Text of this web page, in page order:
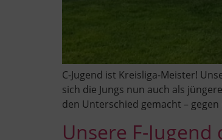
C-Jugend ist Kreisliga-Meister!
sich die Jungs nun auch als
den Unterschied gemacht –
Unsere F-